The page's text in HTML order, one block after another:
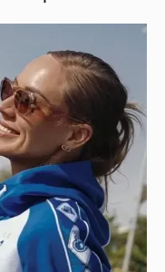
в
близкого